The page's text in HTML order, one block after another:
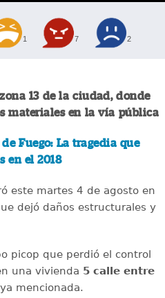
1 7 2
13 de la ciudad, donde
materiales en la vía pública
Fuego: La tragedia que
en el 2018
este martes 4 de agosto en
dejó daños estructurales y
picop que perdió el control
una vivienda 5 calle entre
mencionada.